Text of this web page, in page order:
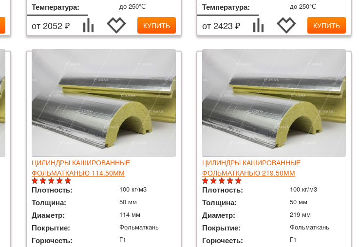
Температура: до 250°С
от 2052 ₽ КУПИТЬ
Температура: до 250°С
от 2423 ₽ КУПИТЬ
ЦИЛИНДРЫ КАШИРОВАННЫЕ
ФОЛЬМАТКАНЬЮ 114.50ММ
Плотность: 100 кг/м3
Толщина: 50 мм
Диаметр: 114 мм
Покрытие: Фольматкань
Горючесть: Г1
ЦИЛИНДРЫ КАШИРОВАННЫЕ
ФОЛЬМАТКАНЬЮ 219.50ММ
Плотность: 100 кг/м3
Толщина: 50 мм
Диаметр: 219 мм
Покрытие: Фольматкань
Горючесть: Г1